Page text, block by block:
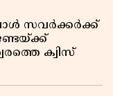
സവർക്കർക്ക്
ക്വിസ്